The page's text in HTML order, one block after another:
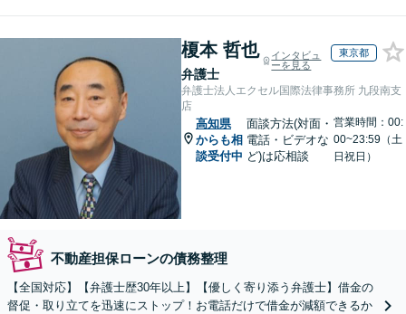
榎本 哲也
弁護士
インタビュ
ーを見る
東京都
弁護士法人エクセル国際法律事務所 九段南支
店
高知県
からも相
談受付中
面談方法(対面・
電話・ビデオな
ど)は応相談
営業時間：00:
00~23:59（土
日祝日）
不動産担保ローンの債務整理
【全国対応】【弁護士歴30年以上】【優しく寄り添う弁護士】借金の
督促・取り立てを迅速にストップ！お電話だけで借金が減額できるか